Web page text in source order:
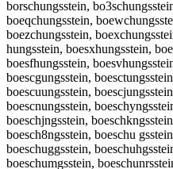
borschungsstein,
boeqchungsstein,
boezchungsstein,
hungsstein, boesxhungsstein,
boesfhungsstein,
boescgungsstein,
boescuungsstein,
boescnungsstein,
boeschjngsstein,
boesch8ngsstein, boeschu
boeschuggsstein,
boeschumgsstein,